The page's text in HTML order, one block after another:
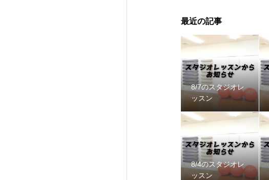
最近の記事
8/7のスタジオレ
ッスン
8/4のスタジオレ
ッスン